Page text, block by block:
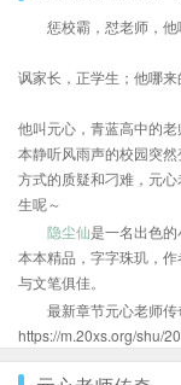
惩校霸，怼老师，他
讽家长，正学生；他哪
他叫元心，青蓝高中的
本静听风雨声的校园突
方式的质疑和刁难，元
生呢～
隐尘仙是一名出色
本本精品，字字珠玑，
与文笔俱佳。
最新章节元心老师传
https://m.20xs.org/shu/